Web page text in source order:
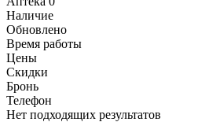
Наличие
Обновлено
Время работы
Цены
Скидки
Бронь
Телефон
Нет подходящих результатов